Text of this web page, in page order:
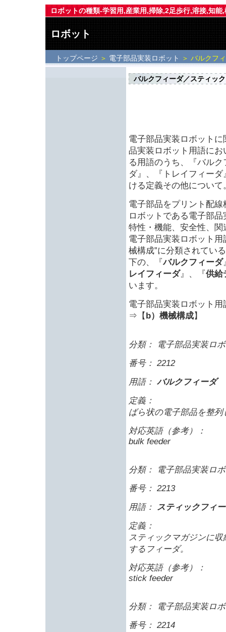
ロボットの種類-学習用,産業用,掃除,2足歩行,溶接,知能
ロボット
トップページ ＞ 電子部品実装ロボット ＞ バルクフ
バルクフィーダ／スティッ
電子部品実装ロボット
品実装ロボット用語にお
る用語のうち、『バル
ダ』、『トレイフィー
ける定義その他について
電子部品をプリント配
ロボットである電子部
特性・機能、安全性、
電子部品実装ロボット用
械構成”に分類されてい
下の、『バルクフィーダ
レイフィーダ』、『供給
います。
電子部品実装ロボット用
⇒【 b）機械構成】
分類： 電子部品実装ロ
番号： 2212
用語： バルクフィーダ
定義：
ばら状の電子部品を整
対応英語（参考）：
bulk feeder
分類： 電子部品実装ロ
番号： 2213
用語： スティックフィ
定義：
スティックマガジンに
するフィーダ。
対応英語（参考）：
stick feeder
分類： 電子部品実装ロ
番号： 2214